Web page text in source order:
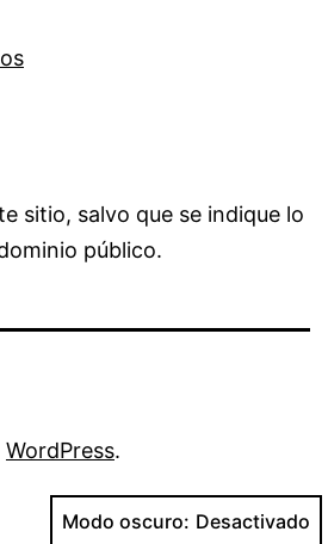
sitio, salvo que se indique lo
público.
WordPress.
Modo oscuro: